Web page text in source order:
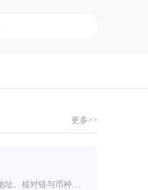
更多>>
ERC20充币完整流程分为获取接收地址、核对链与币种信息、转出端发起转账、链上等待区块确认、到账核查五大环节，只要严格匹